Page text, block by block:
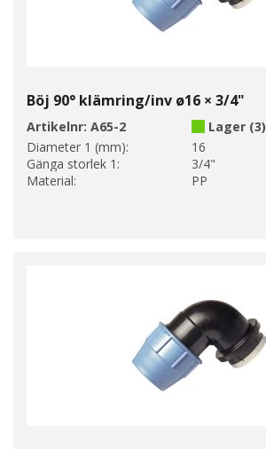
Böj 90° klämring/inv ø16 × 3/4"
Artikelnr: A65-2
Lager (3)
Diameter 1 (mm):
16
Gänga storlek 1:
3/4"
Material:
PP